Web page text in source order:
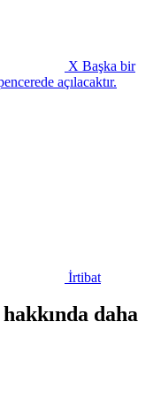
X Başka bir
açılacaktır.
İrtibat
daha